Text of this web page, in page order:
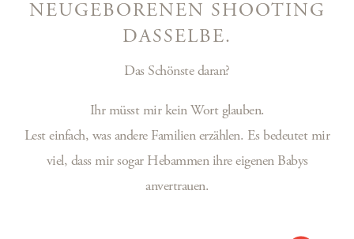
NEUGEBORENEN SHOOTING
DASSELBE.
Das Schönste daran?
Ihr müsst mir kein Wort glauben.
Lest einfach, was andere Familien erzählen. Es bedeutet mir
viel, dass mir sogar Hebammen ihre eigenen Babys
anvertrauen.